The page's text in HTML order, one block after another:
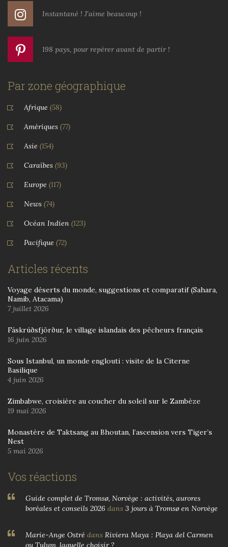
Instantané ! J'aime beaucoup !
198 pays, pour repérer avant de partir !
Par zone géographique
Afrique (58)
Amériques (77)
Asie (154)
Caraïbes (93)
Europe (117)
News (74)
Océan Indien (123)
Pacifique (72)
Articles récents
Voyage déserts du monde, suggestions et comparatif (Sahara,
Namib, Atacama)
7 juillet 2026
Fáskrúðsfjörður, le village islandais des pêcheurs français
16 juin 2026
Sous Istanbul, un monde englouti : visite de la Citerne
Basilique
4 juin 2026
Zimbabwe, croisière au coucher du soleil sur le Zambèze
19 mai 2026
Monastère de Taktsang au Bhoutan, l’ascension vers Tiger’s
Nest
5 mai 2026
Vos réactions
Guide complet de Tromsø, Norvège : activités, aurores
boréales et conseils 2026 dans 3 jours à Tromsø en Norvège
Marie-Ange Ostré dans Riviera Maya : Playa del Carmen
ou Tulum, laquelle choisir ?